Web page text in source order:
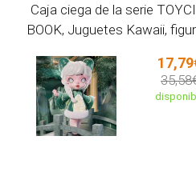
Caja ciega de la serie
BOOK, Juguetes Kawaii,